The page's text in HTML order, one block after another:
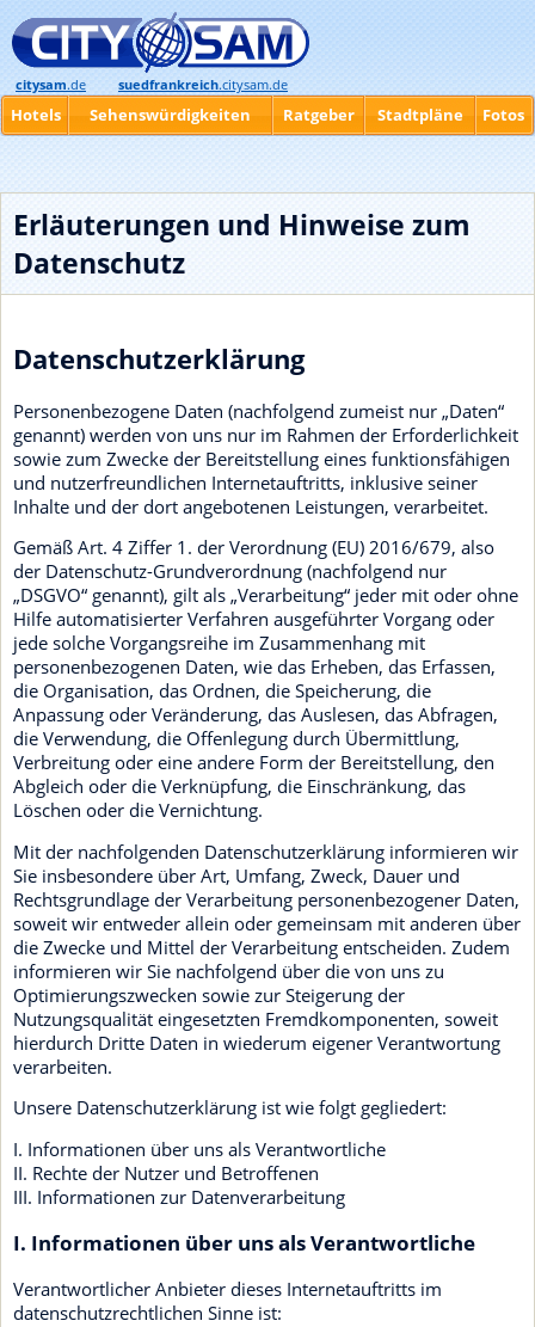
Erläuterungen und Hinweise zum
Datenschutz
Datenschutzerklärung
Personenbezogene Daten (nachfolgend zumeist nur „Daten“
genannt) werden von uns nur im Rahmen der Erforderlichkeit
sowie zum Zwecke der Bereitstellung eines funktionsfähigen
und nutzerfreundlichen Internetauftritts, inklusive seiner
Inhalte und der dort angebotenen Leistungen, verarbeitet.
Gemäß Art. 4 Ziffer 1. der Verordnung (EU) 2016/679, also
der Datenschutz-Grundverordnung (nachfolgend nur
„DSGVO“ genannt), gilt als „Verarbeitung“ jeder mit oder ohne
Hilfe automatisierter Verfahren ausgeführter Vorgang oder
jede solche Vorgangsreihe im Zusammenhang mit
personenbezogenen Daten, wie das Erheben, das Erfassen,
die Organisation, das Ordnen, die Speicherung, die
Anpassung oder Veränderung, das Auslesen, das Abfragen,
die Verwendung, die Offenlegung durch Übermittlung,
Verbreitung oder eine andere Form der Bereitstellung, den
Abgleich oder die Verknüpfung, die Einschränkung, das
Löschen oder die Vernichtung.
Mit der nachfolgenden Datenschutzerklärung informieren wir
Sie insbesondere über Art, Umfang, Zweck, Dauer und
Rechtsgrundlage der Verarbeitung personenbezogener Daten,
soweit wir entweder allein oder gemeinsam mit anderen über
die Zwecke und Mittel der Verarbeitung entscheiden. Zudem
informieren wir Sie nachfolgend über die von uns zu
Optimierungszwecken sowie zur Steigerung der
Nutzungsqualität eingesetzten Fremdkomponenten, soweit
hierdurch Dritte Daten in wiederum eigener Verantwortung
verarbeiten.
Unsere Datenschutzerklärung ist wie folgt gegliedert:
I. Informationen über uns als Verantwortliche
II. Rechte der Nutzer und Betroffenen
III. Informationen zur Datenverarbeitung
I. Informationen über uns als Verantwortliche
Verantwortlicher Anbieter dieses Internetauftritts im
datenschutzrechtlichen Sinne ist:
citysam.de suedfrankreich.citysam.de
Hotels Sehenswürdigkeiten Ratgeber Stadtpläne Fotos